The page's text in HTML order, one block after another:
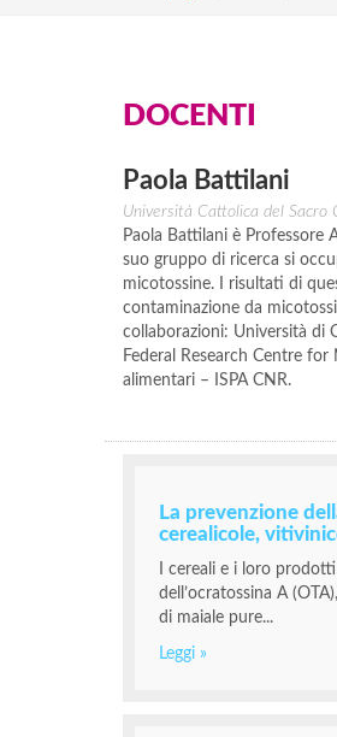
DOCENTI
Paola Battilani
Università Cattolica del Sacro
Paola Battilani è Professore
suo gruppo di ricerca si
micotossine. I risultati di
contaminazione da
collaborazioni: Università di
Federal Research Centre
alimentari – ISPA CNR.
La prevenzione
cerealicole,
I cereali e i loro
dell’ocratossina A
di maiale pure...
Leggi »